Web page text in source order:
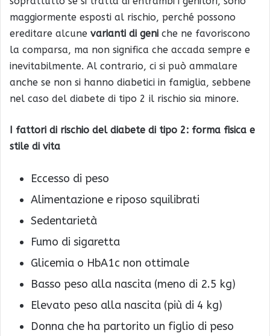
maggiormente esposti al rischio, perché possono
ereditare alcune varianti di geni che ne favoriscono
la comparsa, ma non significa che accada sempre e
inevitabilmente. Al contrario, ci si può ammalare
anche se non si hanno diabetici in famiglia, sebbene
nel caso del diabete di tipo 2 il rischio sia minore.
I fattori di rischio del diabete di tipo 2: forma fisica e
stile di vita
Eccesso di peso
Alimentazione e riposo squilibrati
Sedentarietà
Fumo di sigaretta
Glicemia o HbA1c non ottimale
Basso peso alla nascita (meno di 2.5 kg)
Elevato peso alla nascita (più di 4 kg)
Donna che ha partorito un figlio di peso